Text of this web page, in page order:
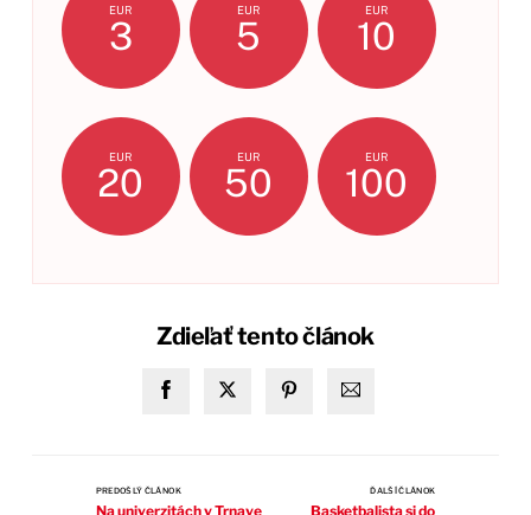
EUR
3
EUR
5
EUR
10
EUR
20
EUR
50
EUR
100
Zdieľať tento článok
PREDOŠLÝ ČLÁNOK
Na univerzitách v Trnave
ĎALŠÍ ČLÁNOK
Basketbalista si do